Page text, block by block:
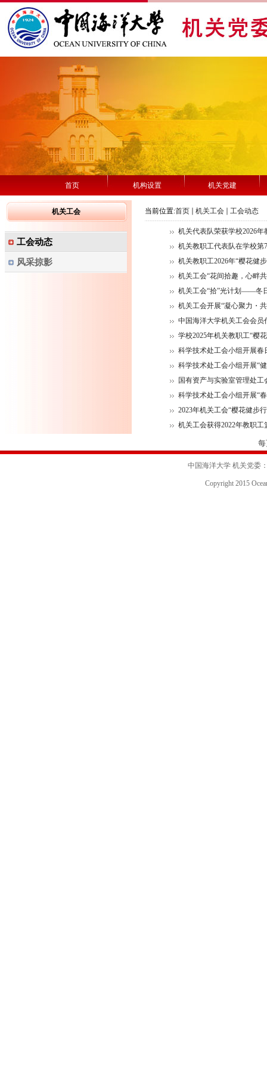
首页 机构设置 机关党建
机关工会
工会动态
风采掠影
当前位置:首页 机关工会 工会动态
机关代表队荣获学校2026
机关教职工代表队在学校第
机关教职工2026年“樱花健
机关工会“花间拾趣，心畔
机关工会“拾”光计划——冬
机关工会开展“凝心聚力・
中国海洋大学机关工会会员
学校2025年机关教职工“樱
科学技术处工会小组开展春
科学技术处工会小组开展“
国有资产与实验室管理处
科学技术处工会小组开展“
2023年机关工会“樱花健步
机关工会获得2022年教职工
中国海洋大学 机关党委：
Copyright 2015